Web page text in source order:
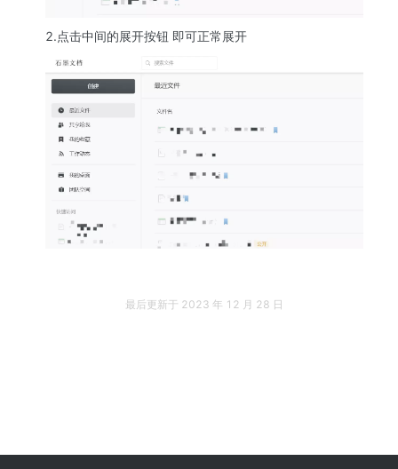
2.点击中间的展开按钮 即可正常展开
最后更新于 2023 年 12 月 28 日